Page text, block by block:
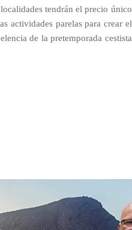
tendrán el precio único
actividades parelas para crear el
de la pretemporada cestista